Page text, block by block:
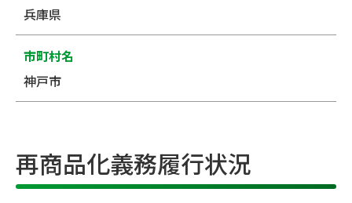
兵庫県
市町村名
神戸市
再商品化義務履行状況